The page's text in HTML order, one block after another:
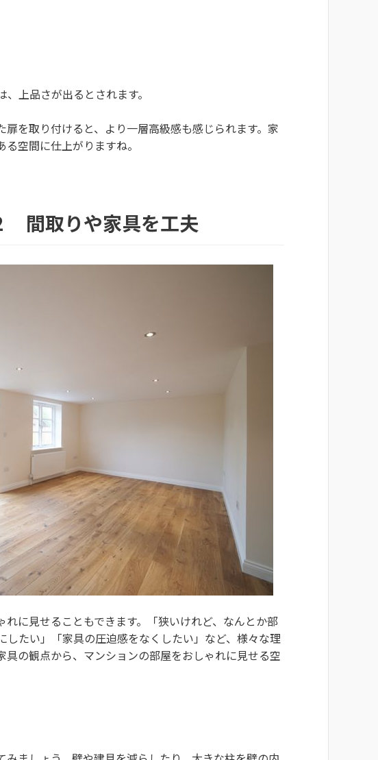
上品さが出るとされます。
を取り付けると、より一層高級感も感じられます。家
空間に仕上がりますね。
間取りや家具を工夫
に見せることもできます。「狭いけれど、なんとか部
たい」「家具の圧迫感をなくしたい」など、様々な理
の観点から、マンションの部屋をおしゃれに見せる空